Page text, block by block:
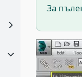
За